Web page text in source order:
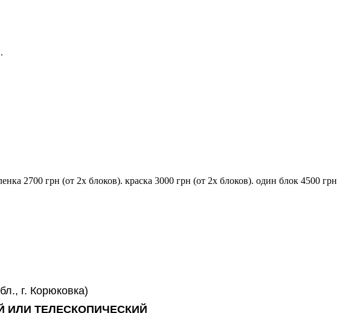
2700 грн (от 2х блоков). краска 3000 грн (от 2х блоков). один блок 4500 грн
г. Корюковка)
ТЕЛЕСКОПИЧЕСКИЙ